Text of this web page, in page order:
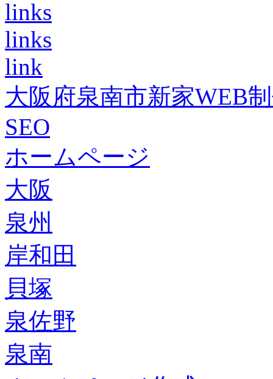
links
links
link
大阪府泉南市新家WEB
SEO
ホームページ
大阪
泉州
岸和田
貝塚
泉佐野
泉南